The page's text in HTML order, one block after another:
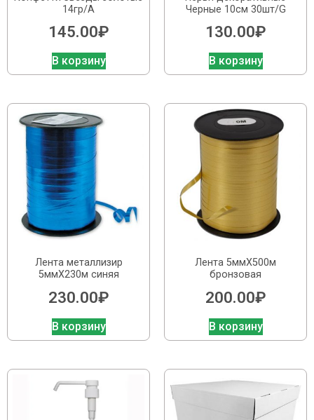
14гр/A
145.00₽
В корзину
Черные 10см 30шт/G
130.00₽
В корзину
Лента металлизир
5ммХ230м синяя
230.00₽
В корзину
Лента 5ммХ500м
бронзовая
200.00₽
В корзину